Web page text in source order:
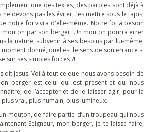
que des textes, des paroles sont déjà à
devons pas les éviter, les mettre sous le tapis,
notre foi vivra d'elle-même. Notre foi a besoin
mouton par son berger. Un mouton pourra errer
la nature, subvenir à ses besoins par lui-même,
donné, quel est le sens de son errance si
sur ses simples forces ?!
dit Jésus. Voilà tout ce que nous avons besoin de
berger est celui qui est présent et qui nous
de l’accepter et de le laisser agir, pour la
vrai, plus humain, plus lumineux.
mouton, de faire partie d’un troupeau qui nous
Seigneur, mon berger, je te laisse faire,